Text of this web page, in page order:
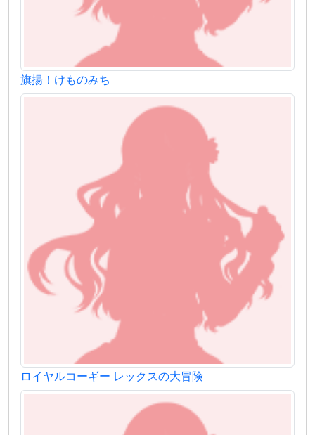
旗揚！けものみち
ロイヤルコーギー レックスの大冒険